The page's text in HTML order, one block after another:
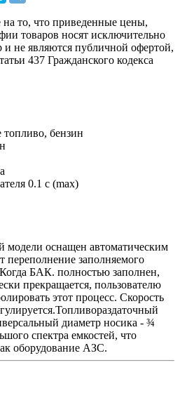
то, что приведенные цены,
товаров носят исключительно
и не являются публичной офертой,
437 Гражданского кодекса
топливо, бензин
0.1 с (max)
модели оснащен автоматическим
переполнение заполняемого
БАК. полностью заполнен,
прекращается, пользователю
этот процесс. Скорость
диаметр носика - ¾
спектра емкостей, что
оборудование АЗС.